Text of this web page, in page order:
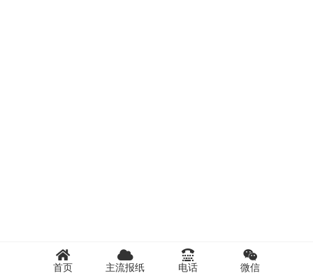
首页 主流报纸 电话 微信